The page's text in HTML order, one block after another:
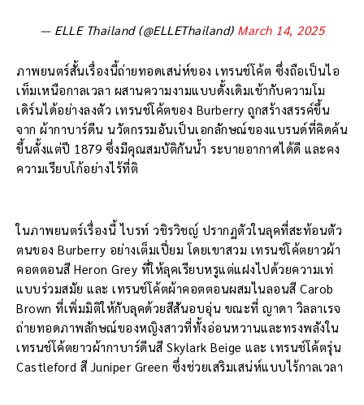
— ELLE Thailand (@ELLEThailand) March 14, 2025
ภาพยนตร์สั้นเรื่องนี้ถ่ายทอดเสน่ห์ของ เทรนช์โค้ต ซึ่งถือเป็นไอ
เท็มเหนือกาลเวลา ผสานความงามแบบดั้งเดิมเข้ากับความโม
เดิร์นได้อย่างลงตัว เทรนช์โค้ตของ Burberry ถูกสร้างสรรค์ขึ้น
จาก ผ้ากาบาร์ดีน นวัตกรรมอันเป็นเอกลักษณ์ของแบรนด์ที่คิดค้น
ขึ้นตั้งแต่ปี 1879 ซึ่งมีคุณสมบัติกันน้ำ ระบายอากาศได้ดี และคง
ความเรียบโก้อย่างไร้ที่ติ
ในภาพยนตร์เรื่องนี้ ไบรท์ วชิรวิชญ์ ปรากฏตัวในลุคที่สะท้อนตัว
ตนของ Burberry อย่างเต็มเปี่ยม โดยเขาสวม เทรนช์โค้ตยาวผ้า
คอตตอนสี Heron Grey ที่ให้ลุคเรียบหรูแต่แฝงไปด้วยความเท่
แบบร่วมสมัย และ เทรนช์โค้ตผ้าคอตตอนผสมไนลอนสี Carob
Brown ที่เพิ่มมิติให้กับลุคด้วยสีสันอบอุ่น ขณะที่ ญาดา วิลลาเรจ
ถ่ายทอดภาพลักษณ์ของหญิงสาวที่ทั้งอ่อนหวานและทรงพลังใน
เทรนช์โค้ตยาวผ้ากาบาร์ดีนสี Skylark Beige และ เทรนช์โค้ตรุ่น
Castleford สี Juniper Green ซึ่งช่วยเสริมเสน่ห์แบบไร้กาลเวลา